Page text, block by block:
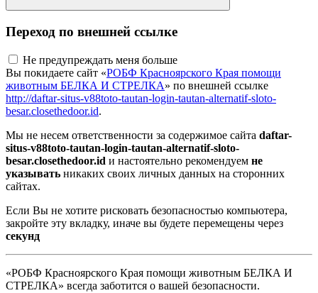
Переход по внешней ссылке
Не предупреждать меня больше
Вы покидаете сайт «РОБФ Красноярского Края помощи
животным БЕЛКА И СТРЕЛКА» по внешней ссылке
http://daftar-situs-v88toto-tautan-login-tautan-alternatif-sloto-
besar.closethedoor.id.
Мы не несем ответственности за содержимое сайта daftar-
situs-v88toto-tautan-login-tautan-alternatif-sloto-
besar.closethedoor.id и настоятельно рекомендуем не
указывать никаких своих личных данных на сторонних
сайтах.
Если Вы не хотите рисковать безопасностью компьютера,
закройте эту вкладку, иначе вы будете перемещены через
секунд
«РОБФ Красноярского Края помощи животным БЕЛКА И
СТРЕЛКА» всегда заботится о вашей безопасности.